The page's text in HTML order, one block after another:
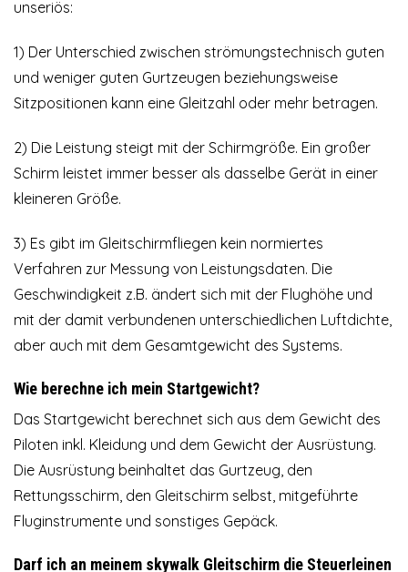
unseriös:
1) Der Unterschied zwischen strömungstechnisch guten
und weniger guten Gurtzeugen beziehungsweise
Sitzpositionen kann eine Gleitzahl oder mehr betragen.
2) Die Leistung steigt mit der Schirmgröße. Ein großer
Schirm leistet immer besser als dasselbe Gerät in einer
kleineren Größe.
3) Es gibt im Gleitschirmfliegen kein normiertes
Verfahren zur Messung von Leistungsdaten. Die
Geschwindigkeit z.B. ändert sich mit der Flughöhe und
mit der damit verbundenen unterschiedlichen Luftdichte,
aber auch mit dem Gesamtgewicht des Systems.
Wie berechne ich mein Startgewicht?
Das Startgewicht berechnet sich aus dem Gewicht des
Piloten inkl. Kleidung und dem Gewicht der Ausrüstung.
Die Ausrüstung beinhaltet das Gurtzeug, den
Rettungsschirm, den Gleitschirm selbst, mitgeführte
Fluginstrumente und sonstiges Gepäck.
Darf ich an meinem skywalk Gleitschirm die Steuerleinen